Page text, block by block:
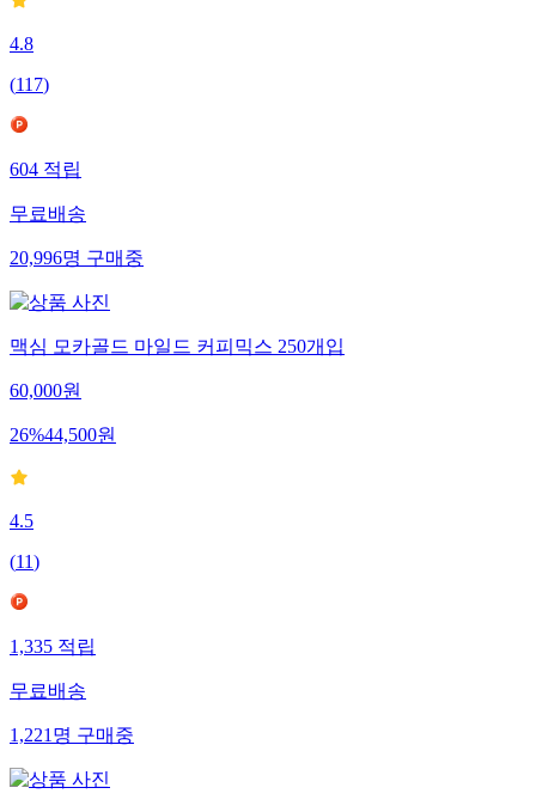
4.8
(117)
604적립
무료배송
20,996명구매중
맥심 모카골드 마일드 커피믹스 250개입
60,000원
26%44,500원
4.5
(11)
1,335적립
무료배송
1,221명구매중